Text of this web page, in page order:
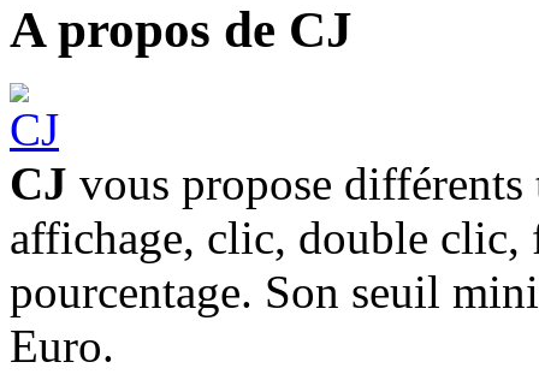
A propos de CJ
CJ vous propose
affichage, clic, double clic,
pourcentage. Son seuil
Euro.